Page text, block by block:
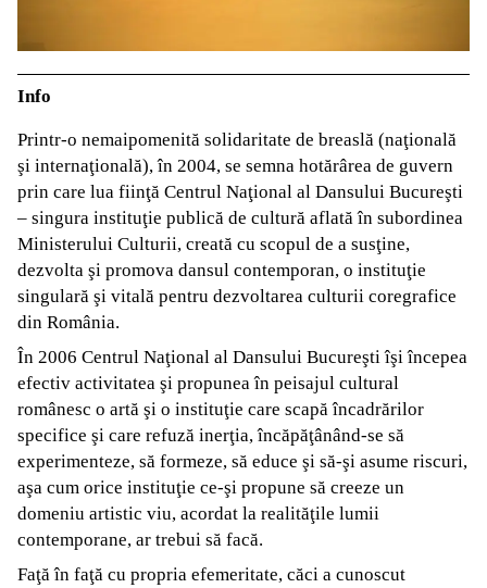
Info
Printr-o nemaipomenită solidaritate de breaslă (naţională
şi internaţională), în 2004, se semna hotărârea de guvern
prin care lua fiinţă Centrul Naţional al Dansului Bucureşti
– singura instituţie publică de cultură aflată în subordinea
Ministerului Culturii, creată cu scopul de a susţine,
dezvolta şi promova dansul contemporan, o instituţie
singulară şi vitală pentru dezvoltarea culturii coregrafice
din România.
În 2006 Centrul Naţional al Dansului Bucureşti îşi începea
efectiv activitatea şi propunea în peisajul cultural
românesc o artă şi o instituţie care scapă încadrărilor
specifice şi care refuză inerţia, încăpăţânând-se să
experimenteze, să formeze, să educe şi să-şi asume riscuri,
aşa cum orice instituţie ce-şi propune să creeze un
domeniu artistic viu, acordat la realităţile lumii
contemporane, ar trebui să facă.
Faţă în faţă cu propria efemeritate, căci a cunoscut